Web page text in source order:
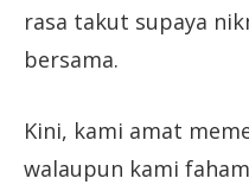
rasa takut supaya
bersama.
Kini, kami amat
walaupun kami